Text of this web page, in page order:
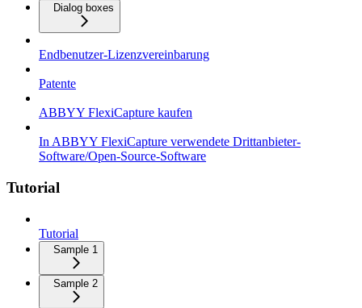
Dialog boxes
Endbenutzer-Lizenzvereinbarung
Patente
ABBYY FlexiCapture kaufen
In ABBYY FlexiCapture verwendete Drittanbieter-
Software/Open-Source-Software
Tutorial
Tutorial
Sample 1
Sample 2